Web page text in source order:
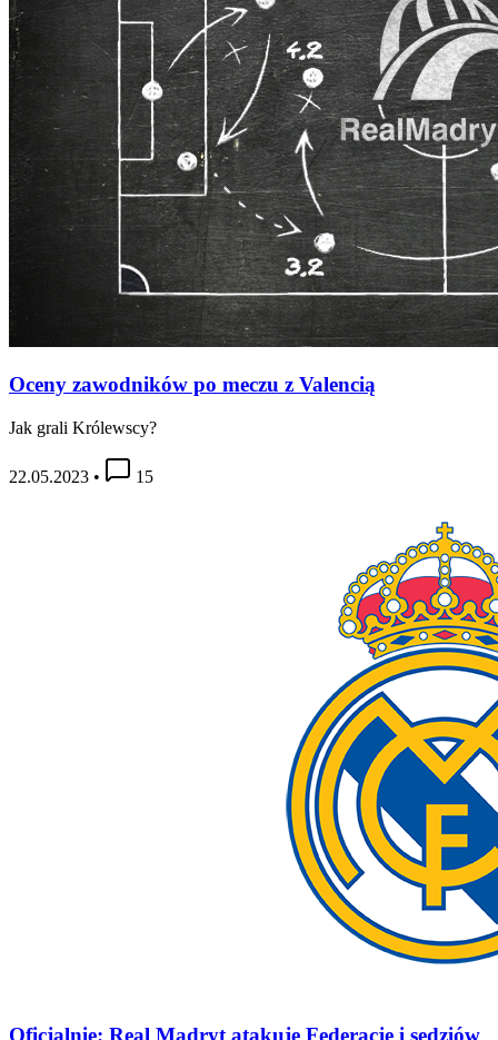
Oceny zawodników po meczu z Valencią
Jak grali Królewscy?
22.05.2023 • 15
Oficjalnie: Real Madryt atakuje Federację i sędziów